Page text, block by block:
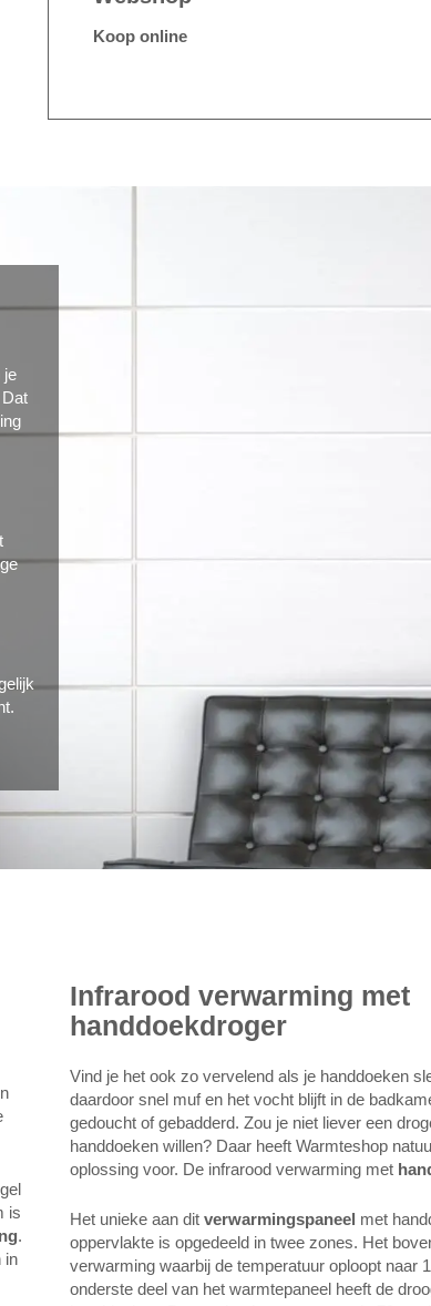
Koop online
je
is
.
in
Infrarood verwarming met
handdoekdroger
Vind je het ook zo vervelend als je handdoeken
daardoor snel muf en het vocht blijft in de
gedoucht of gebadderd. Zou je niet liever een
handdoeken willen? Daar heeft Warmteshop
oplossing voor. De infrarood verwarming met
Het unieke aan dit verwarmingspaneel met
oppervlakte is opgedeeld in twee zones. Het
verwarming waarbij de temperatuur oploopt naar
onderste deel van het warmtepaneel heeft de